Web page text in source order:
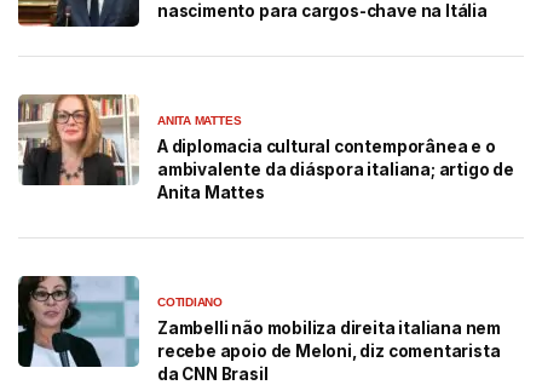
nascimento para cargos-chave na Itália
ANITA MATTES
A diplomacia cultural contemporânea e o
ambivalente da diáspora italiana; artigo de
Anita Mattes
COTIDIANO
Zambelli não mobiliza direita italiana nem
recebe apoio de Meloni, diz comentarista
da CNN Brasil